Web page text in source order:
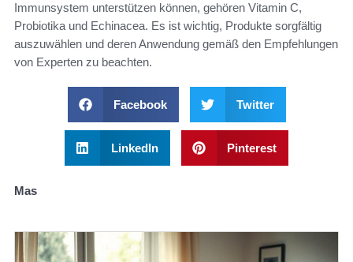
Immunsystem unterstützen können, gehören Vitamin C,
Probiotika und Echinacea. Es ist wichtig, Produkte sorgfältig
auszuwählen und deren Anwendung gemäß den Empfehlungen
von Experten zu beachten.
Facebook Twitter
LinkedIn Pinterest
Mas